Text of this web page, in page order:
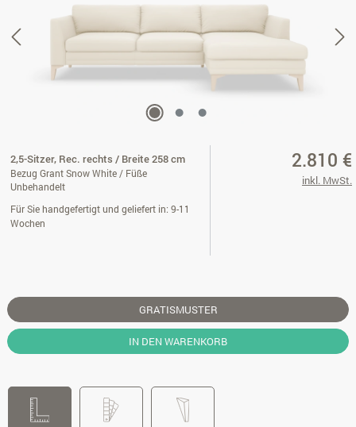
2,5-Sitzer, Rec. rechts / Breite 258 cm
Bezug Grant Snow White / Füße
Unbehandelt
Für Sie handgefertigt und geliefert in: 9-11
Wochen
2.810 €
inkl. MwSt.
GRATISMUSTER
IN DEN WARENKORB